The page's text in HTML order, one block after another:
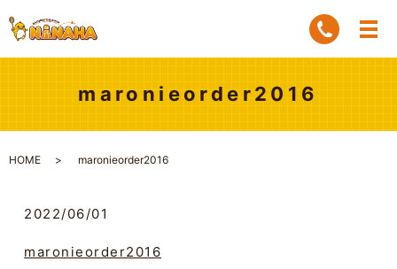
maronieorder2016
HOME maronieorder2016
2022/06/01
maronieorder2016